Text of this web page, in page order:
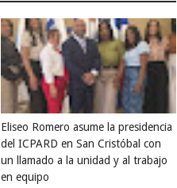
Eliseo Romero asume la presidencia
del ICPARD en San Cristóbal con
un llamado a la unidad y al trabajo
en equipo